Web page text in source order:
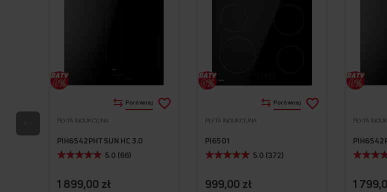
PŁYTA INDUKCYJNA
PIH6542PHTSUN HC 3.0
5.0 (66)
1 899,00 zł
Porównaj Dodaj
PŁYTA INDUKCYJNA
PI6501
5.0 (372)
999,00 zł
Porównaj Dodaj
PŁYTA
1